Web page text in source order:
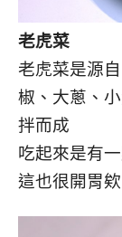
老虎菜
老虎菜是源
椒、大蔥、
拌而成
吃起來是有
這也很開胃欸